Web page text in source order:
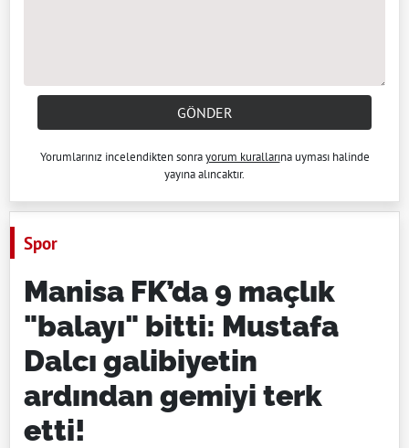
GÖNDER
Yorumlarınız incelendikten sonrayorum kurallarına uyması halinde
yayına alıncaktır.
Spor
Manisa FK’da 9 maçlık
"balayı" bitti: Mustafa
Dalcı galibiyetin
ardından gemiyi terk
etti!